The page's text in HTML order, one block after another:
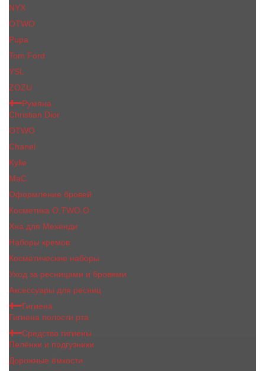
NYX
OTWO
Pupa
Tom Ford
YSL
ZOZU
Румяна
Christian Dior
OTWO
Сhanеl
Kylie
MaC
Оформление бровей
Косметика O.TWO.O
Хна для Мехенди
Наборы кремов
Косметические наборы
Уход за ресницами и бровями
Аксессуары для ресниц
Гигиена
Гигиена полости рта
Средства гигиены
Пелёнки и подгузники
Дорожные ёмкости